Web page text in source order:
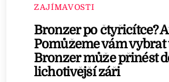
ZAJÍMAVOSTI
Bronzer po čtyřicítce?
Pomůžeme vám vybrat
Bronzer může přinést
lichotivější záři